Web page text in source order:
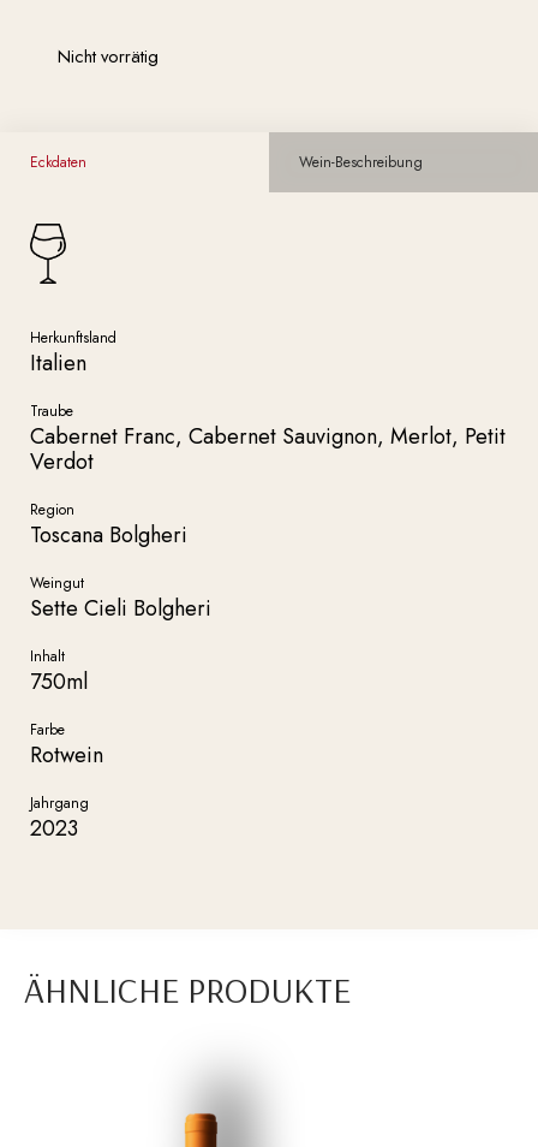
Nicht vorrätig
Eckdaten Wein-Beschreibung
Herkunftsland
Italien
Traube
Cabernet Franc, Cabernet Sauvignon, Merlot, Petit
Verdot
Region
Toscana Bolgheri
Weingut
Sette Cieli Bolgheri
Inhalt
750ml
Farbe
Rotwein
Jahrgang
2023
ÄHNLICHE PRODUKTE